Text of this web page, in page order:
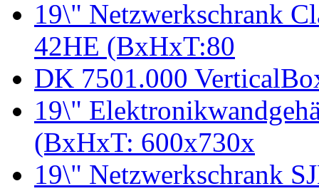
19\" Netzwerkschrank
42HE (BxHxT:80
DK 7501.000
19\"
(BxHxT: 600x730x
19\" Netzwerkschrank